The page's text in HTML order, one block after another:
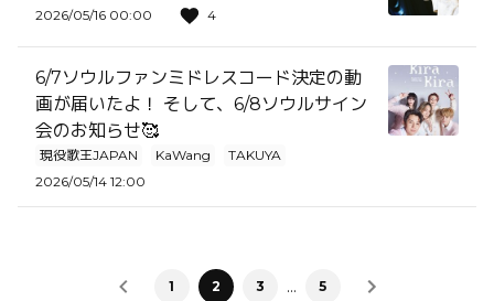
2026/05/16 00:00
4
6/7ソウルファンミドレスコード決定の動
画が届いたよ！ そして、6/8ソウルサイン
会のお知らせ🥰
現役歌王JAPAN KaWang
TAKUYA
2026/05/14 12:00
1 2 3 … 5